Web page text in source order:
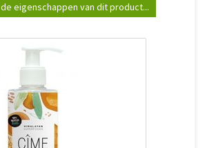
eigenschappen van dit product...